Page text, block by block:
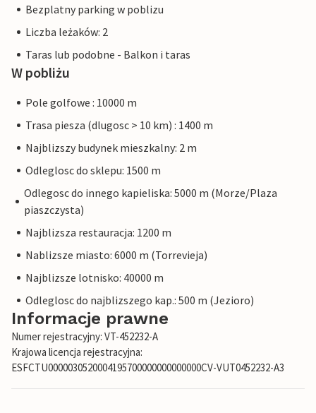
Bezplatny parking w poblizu
Liczba leżaków: 2
Taras lub podobne - Balkon i taras
W pobliżu
Pole golfowe : 10000 m
Trasa piesza (dlugosc > 10 km) : 1400 m
Najblizszy budynek mieszkalny: 2 m
Odleglosc do sklepu: 1500 m
Odlegosc do innego kapieliska: 5000 m (Morze/Plaza
piaszczysta)
Najblizsza restauracja: 1200 m
Nablizsze miasto: 6000 m (Torrevieja)
Najblizsze lotnisko: 40000 m
Odleglosc do najblizszego kap.: 500 m (Jezioro)
Informacje prawne
Numer rejestracyjny: VT-452232-A
Krajowa licencja rejestracyjna:
ESFCTU0000030520004195700000000000000CV-VUT0452232-A3